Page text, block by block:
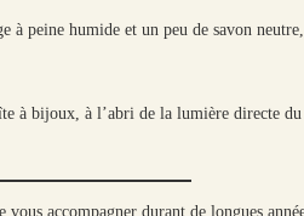
peine humide et un peu de savon
à bijoux, à l’abri de la lumière directe
accompagner durant de longues